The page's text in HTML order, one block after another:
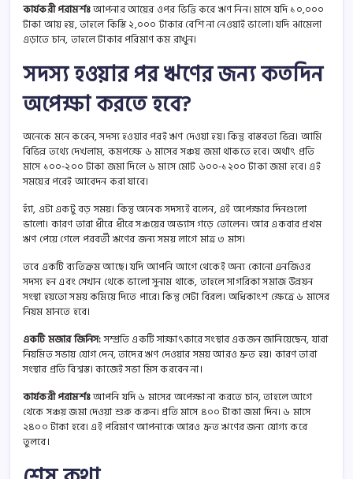
কার্যকরী পরামর্শঃআপনার আয়ের ওপর ভিত্তি করে ঋণ নিন। মাসে যদি ১০,০০০
টাকা আয় হয়, তাহলে কিস্তি ২,০০০ টাকার বেশি না নেওয়াই ভালো। যদি ঝামেলা
এড়াতে চান, তাহলে টাকার পরিমাণ কম রাখুন।
সদস্য হওয়ার পর ঋণের জন্য কতদিন
অপেক্ষা করতে হবে?
অনেকে মনে করেন, সদস্য হওয়ার পরই ঋণ দেওয়া হয়। কিন্তু বাস্তবতা ভিন্ন। আমি
বিভিন্ন তথ্যে দেখলাম, কমপক্ষে ৬ মাসের সঞ্চয় জমা থাকতে হবে। অর্থাৎ প্রতি
মাসে ১০০-২০০ টাকা জমা দিলে ৬ মাসে মোট ৬০০-১২০০ টাকা জমা হবে। এই
সময়ের পরেই আবেদন করা যাবে।
হ্যাঁ, এটা একটু বড় সময়। কিন্তু অনেক সদস্যই বলেন, এই অপেক্ষার দিনগুলো
ভালো। কারণ তারা ধীরে ধীরে সঞ্চয়ের অভ্যাস গড়ে তোলেন। আর একবার প্রথম
ঋণ পেয়ে গেলে পরবর্তী ঋণের জন্য সময় লাগে মাত্র ৩ মাস।
তবে একটি ব্যতিক্রম আছে। যদি আপনি আগে থেকেই অন্য কোনো এনজিওর
সদস্য হন এবং সেখান থেকে ভালো সুনাম থাকে, তাহলে সাগরিকা সমাজ উন্নয়ন
সংস্থা হয়তো সময় কমিয়ে দিতে পারে। কিন্তু সেটা বিরল। অধিকাংশ ক্ষেত্রে ৬ মাসের
নিয়ম মানতে হবে।
একটি মজার জিনিস:সম্প্রতি একটি সাক্ষাৎকারে সংস্থার একজন জানিয়েছেন, যারা
নিয়মিত সভায় যোগ দেন, তাদের ঋণ দেওয়ার সময় আরও দ্রুত হয়। কারণ তারা
সংস্থার প্রতি বিশ্বস্ত। কাজেই সভা মিস করবেন না।
কার্যকরী পরামর্শঃআপনি যদি ৬ মাসের অপেক্ষা না করতে চান, তাহলে আগে
থেকে সঞ্চয় জমা দেওয়া শুরু করুন। প্রতি মাসে ৪০০ টাকা জমা দিন। ৬ মাসে
২৪০০ টাকা হবে। এই পরিমাণ আপনাকে আরও দ্রুত ঋণের জন্য যোগ্য করে
তুলবে।